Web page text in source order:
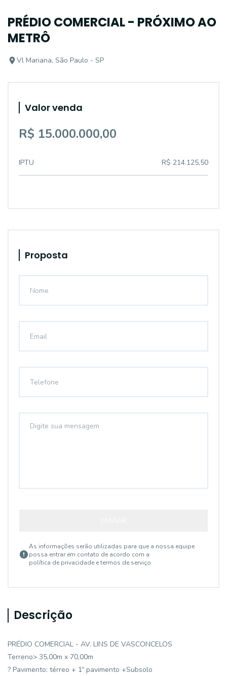
PRÉDIO COMERCIAL - PRÓXIMO AO
METRÔ
Vl Mariana, São Paulo - SP
Valor venda
R$ 15.000.000,00
IPTU R$ 214.125,50
Proposta
As informações serão utilizadas para que a nossa equipe
possa entrar em contato de acordo com a
política de privacidade e termos de serviço
Descrição
PRÉDIO COMERCIAL - AV. LINS DE VASCONCELOS
Terreno> 35,00m x 70,00m
? Pavimento: térreo + 1º pavimento +Subsolo